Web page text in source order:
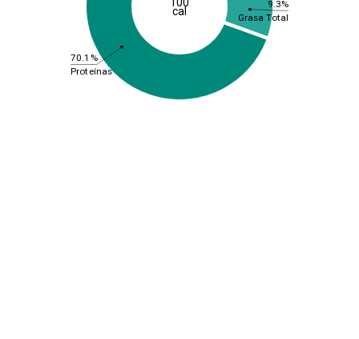
9.3%
70.1%
Grasa Total
Proteínas
cal